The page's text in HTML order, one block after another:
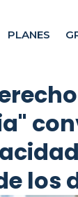
PLANES
los